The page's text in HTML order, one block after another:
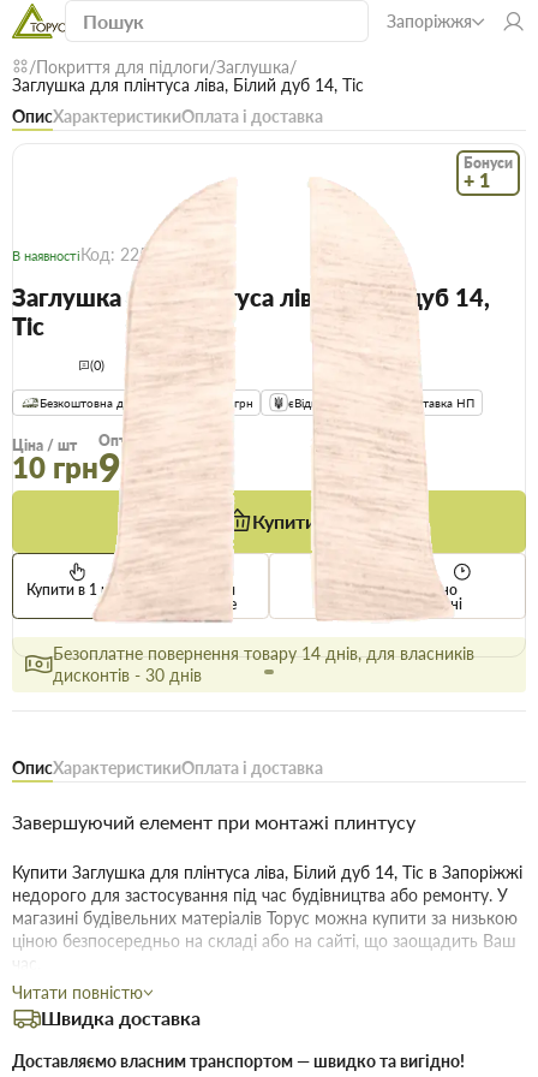
Запоріжжя
Покриття для підлоги Заглушка
Заглушка для плінтуса ліва, Білий дуб 14, Тіс
ОписХарактеристикиОплата і доставка
Бонуси
+ 1
В наявностіКод: 22567
Заглушка для плінтуса ліва, Білий дуб 14,
Тіс
(0)
Безкоштовна доставка! Від 15000 грн єВідновлення Доставка НП
Ціна / шт
10 грн
Опт
9.5 грн
Купити
Купити в 1 клік
Знайшли
дешевше
Акції
Вигідно
сьогодні
Безоплатне повернення товару 14 днів, для власників
дисконтів - 30 днів
ОписХарактеристикиОплата і доставка
Завершуючий елемент при монтажі плинтусу
Купити Заглушка для плінтуса ліва, Білий дуб 14, Тіс в Запоріжжі
недорого для застосування під час будівництва або ремонту. У
магазині будівельних матеріалів Торус можна купити за низькою
ціною безпосередньо на складі або на сайті, що заощадить Ваш
Переваги нашого інтернет-магазину будматеріалів не тільки в
ціні!
Якість без посередників:Ми пропонуємо купити товари
Читати повністю
Швидка доставка
Доставляємо власним транспортом — швидко та вигідно!